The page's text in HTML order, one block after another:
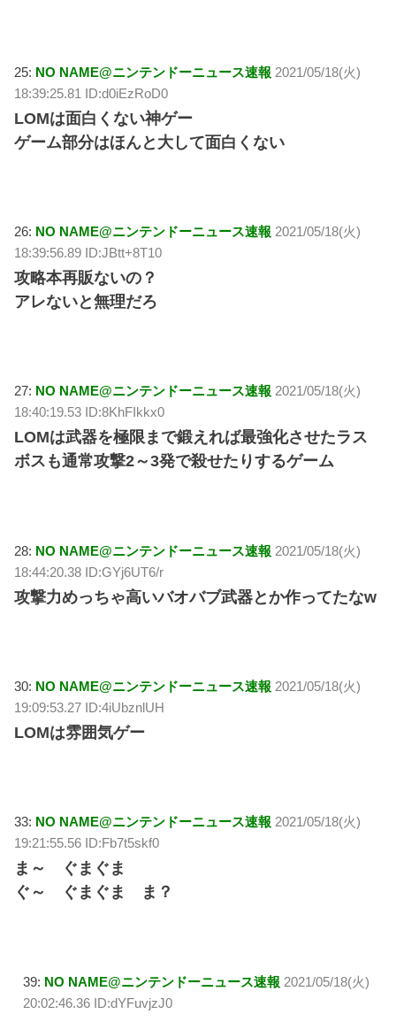
25: NO NAME@ニンテンドーニュース速報 2021/05/18(火)
18:39:25.81 ID:d0iEzRoD0
LOMは面白くない神ゲー
ゲーム部分はほんと大して面白くない
26: NO NAME@ニンテンドーニュース速報 2021/05/18(火)
18:39:56.89 ID:JBtt+8T10
攻略本再販ないの？
アレないと無理だろ
27: NO NAME@ニンテンドーニュース速報 2021/05/18(火)
18:40:19.53 ID:8KhFIkkx0
LOMは武器を極限まで鍛えれば最強化させたラス
ボスも通常攻撃2～3発で殺せたりするゲーム
28: NO NAME@ニンテンドーニュース速報 2021/05/18(火)
18:44:20.38 ID:GYj6UT6/r
攻撃力めっちゃ高いバオバブ武器とか作ってたなw
30: NO NAME@ニンテンドーニュース速報 2021/05/18(火)
19:09:53.27 ID:4iUbznlUH
LOMは雰囲気ゲー
33: NO NAME@ニンテンドーニュース速報 2021/05/18(火)
19:21:55.56 ID:Fb7t5skf0
ま～ ぐまぐま
ぐ～ ぐまぐま ま？
39: NO NAME@ニンテンドーニュース速報 2021/05/18(火)
20:02:46.36 ID:dYFuvjzJ0